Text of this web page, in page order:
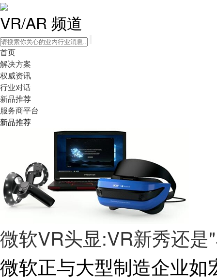
VR/AR 频道
首页
解决方案
权威资讯
行业对话
新品推荐
服务商平台
新品推荐
微软VR头显:VR新秀还是
微软正与大型制造企业